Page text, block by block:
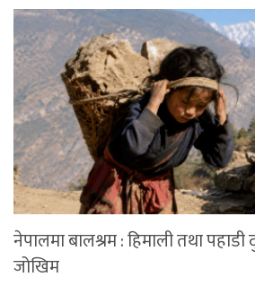
नेपालमा बालश्रम : हिमाली तथा पहाडी
जोखिम